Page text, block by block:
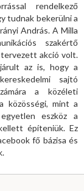
rendelkező
tudnak bekerülni a
András. A Milla
szakértő
akció volt.
az is, hogy a
sajtó
a közéleti
közösségi, mint a
eszköz a
építeniük. Ez
fő bázisa és